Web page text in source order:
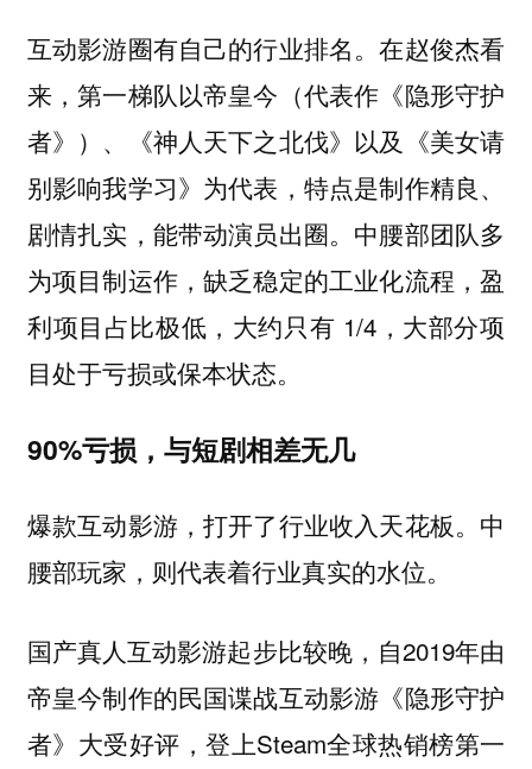
互动影游圈有自己的行业排名。在赵俊杰看
来，第一梯队以帝皇今（代表作《隐形守护
者》）、《神人天下之北伐》以及《美女请
别影响我学习》为代表，特点是制作精良、
剧情扎实，能带动演员出圈。中腰部团队多
为项目制运作，缺乏稳定的工业化流程，盈
利项目占比极低，大约只有 1/4，大部分项
目处于亏损或保本状态。
90%亏损，与短剧相差无几
爆款互动影游，打开了行业收入天花板。中
腰部玩家，则代表着行业真实的水位。
国产真人互动影游起步比较晚，自2019年由
帝皇今制作的民国谍战互动影游《隐形守护
者》大受好评，登上Steam全球热销榜第一